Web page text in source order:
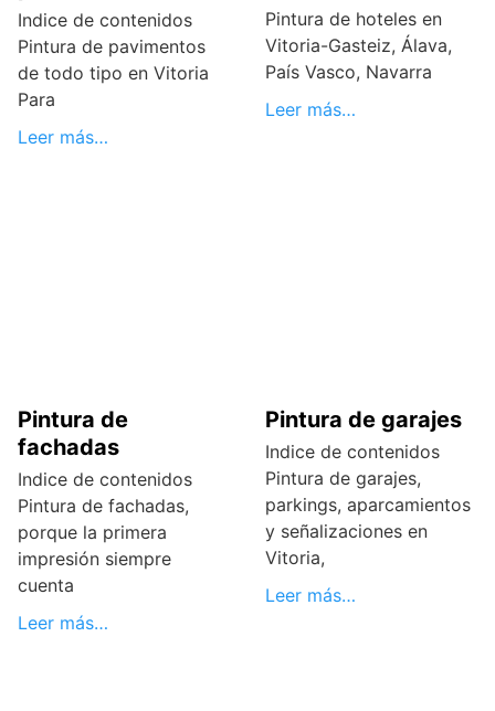
Indice de contenidos
Pintura de pavimentos
de todo tipo en Vitoria
Para
Leer más…
Pintura de hoteles en
Vitoria-Gasteiz, Álava,
País Vasco, Navarra
Leer más…
Pintura de
fachadas
Indice de contenidos
Pintura de fachadas,
porque la primera
impresión siempre
cuenta
Leer más…
Pintura de garajes
Indice de contenidos
Pintura de garajes,
parkings, aparcamientos
y señalizaciones en
Vitoria,
Leer más…